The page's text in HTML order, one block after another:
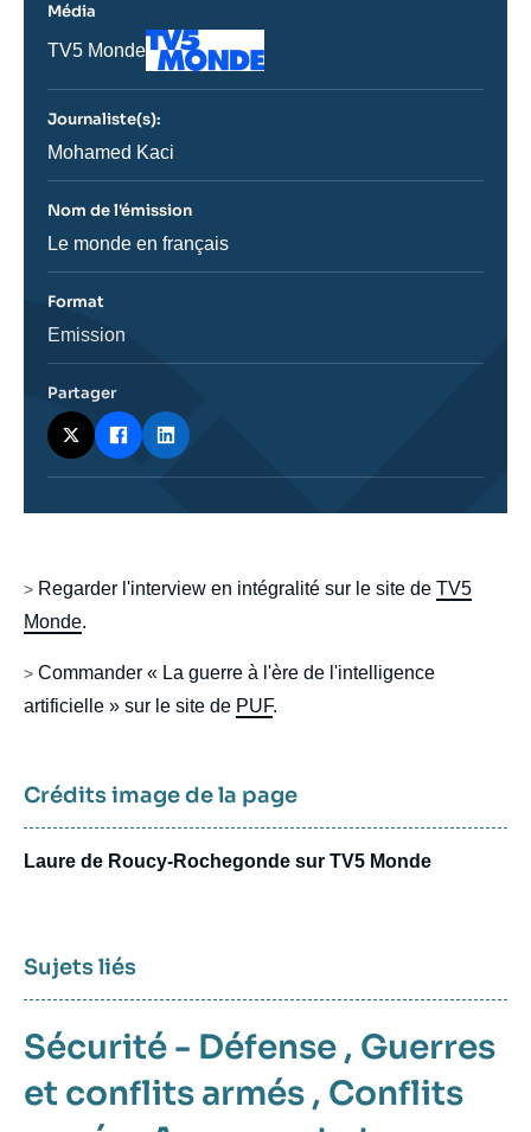
body
> Regarder l'interview en intégralité sur le site de TV5
Monde.
> Commander « La guerre à l'ère de l'intelligence
artificielle » sur le site de PUF.
Média
Nom
journal,
ou
émission
TV5 Monde
Logo
Journaliste(s):
Journaliste
Mohamed Kaci
Nom de l'émission
Nom
Le monde en français
Format
Catégorie
Emission
Partager
Crédits image de la page
Laure de Roucy-Rochegonde sur TV5 Monde
Sujets liés
Sécurité - Défense , Guerres
et conflits armés , Conflits